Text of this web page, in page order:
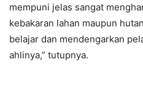
mempuni jelas sangat
kebakaran lahan maupun
belajar dan mendengarkan
ahlinya,” tutupnya.